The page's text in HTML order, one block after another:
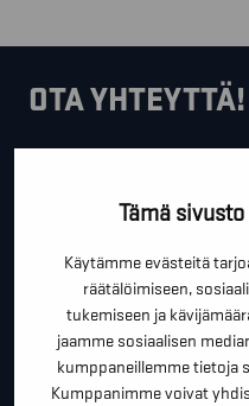
Tämä
Käytämme evästeitä
räätälöimiseen,
tukemiseen ja
jaamme sosiaalisen
kumppaneillemme tietoja
Kumppanimme voivat
OTA YHTEYTTÄ!
" näyttää pakolliset kentät
ETUNIMI SUKUNIMI *